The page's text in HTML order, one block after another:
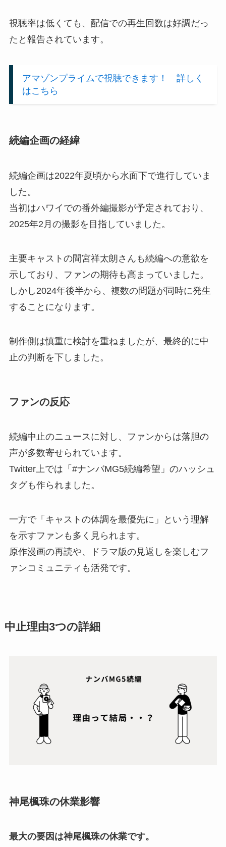
視聴率は低くても、配信での再生回数は好調だっ
たと報告されています。
アマゾンプライムで視聴できます！ 詳しく
はこちら
続編企画の経緯
続編企画は2022年夏頃から水面下で進行していま
した。
当初はハワイでの番外編撮影が予定されており、
2025年2月の撮影を目指していました。
主要キャストの間宮祥太朗さんも続編への意欲を
示しており、ファンの期待も高まっていました。
しかし2024年後半から、複数の問題が同時に発生
することになります。
制作側は慎重に検討を重ねましたが、最終的に中
止の判断を下しました。
ファンの反応
続編中止のニュースに対し、ファンからは落胆の
声が多数寄せられています。
Twitter上では「#ナンバMG5続編希望」のハッシュ
タグも作られました。
一方で「キャストの体調を最優先に」という理解
を示すファンも多く見られます。
原作漫画の再読や、ドラマ版の見返しを楽しむフ
ァンコミュニティも活発です。
中止理由3つの詳細
神尾楓珠の休業影響
最大の要因は神尾楓珠の休業です。